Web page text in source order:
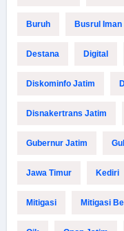
Buruh Busrul Iman
Destana Digital
Diskominfo Jatim
Disnakertrans Jatim
Gubernur Jatim
Jawa Timur Kediri
Mitigasi Mitigasi